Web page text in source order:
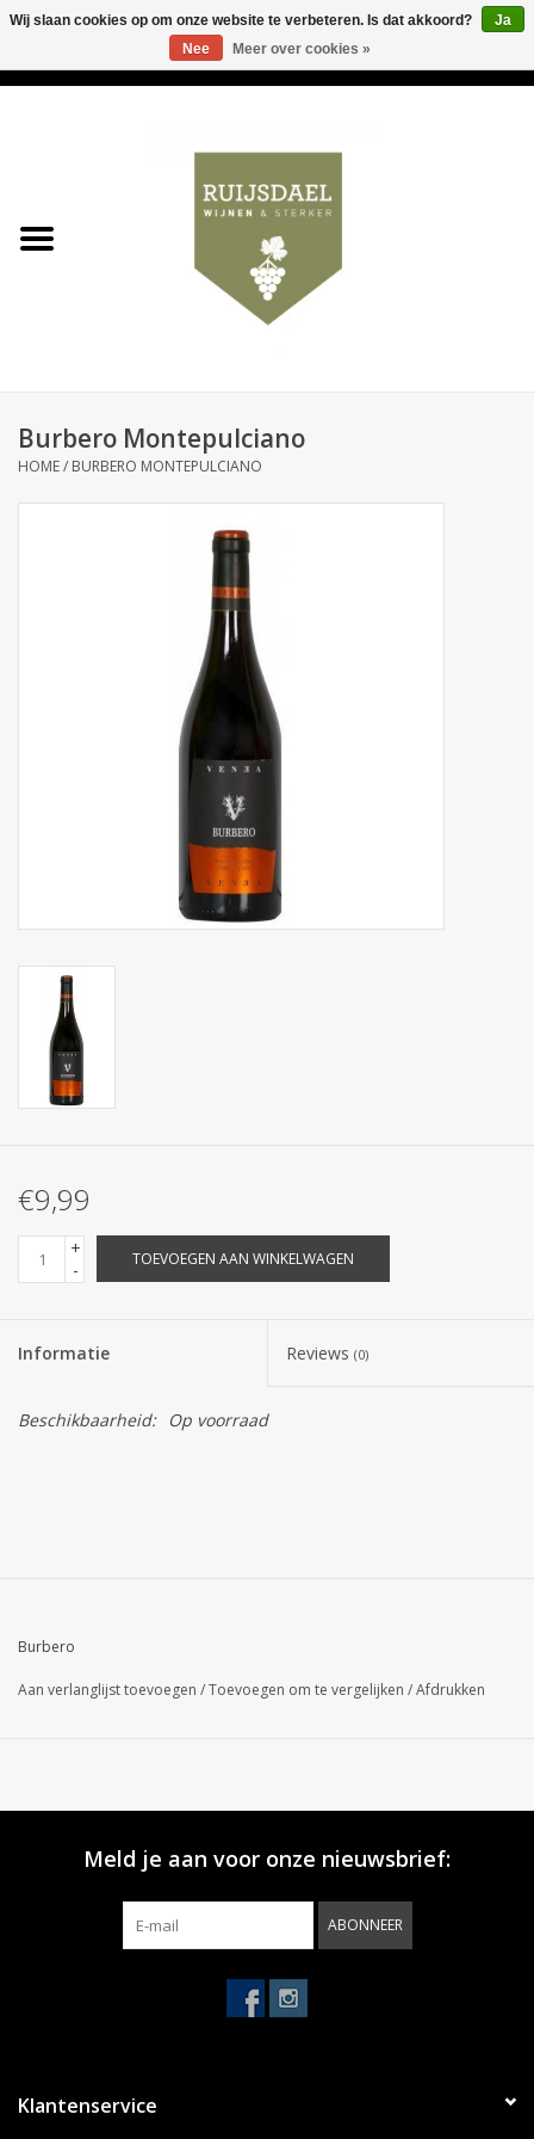
& sterker
Contact
Burbero Montepulciano
HOME/ BURBERO MONTEPULCIANO
€9,99
+
-
TOEVOEGEN AAN WINKELWAGEN
Informatie Reviews (0)
Beschikbaarheid: Op voorraad
Burbero
Aan verlanglijst toevoegen /Toevoegen om te vergelijken /Afdrukken
Meld je aan voor onze nieuwsbrief:
ABONNEER
Klantenservice
Wij slaan cookies op om onze website te verbeteren. Is dat akkoord?
Ja
Nee
Meer over cookies »